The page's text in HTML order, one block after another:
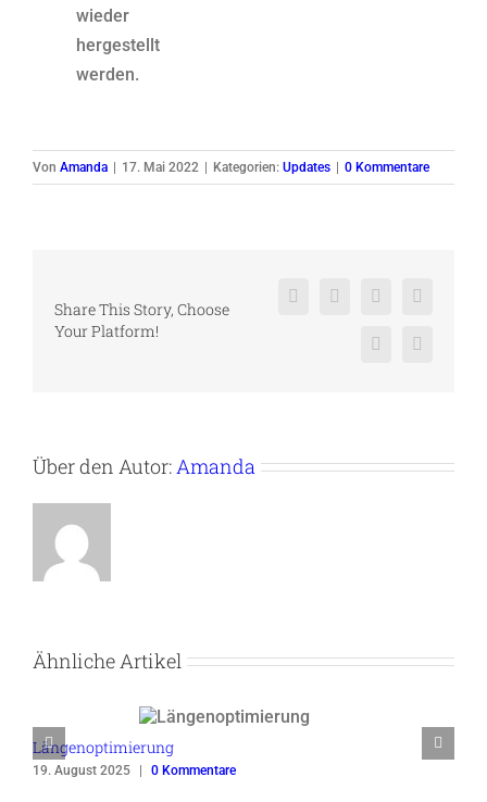
wieder
hergestellt
werden.
Von Amanda 17. Mai 2022 Kategorien: Updates 0 Kommentare
Share This Story, Choose
Your Platform!
Facebook
X RedditLinkedIn
PinterestVk
Über den Autor: Amanda
Ähnliche Artikel
Längenoptimierung
19. August 2025 0 Kommentare